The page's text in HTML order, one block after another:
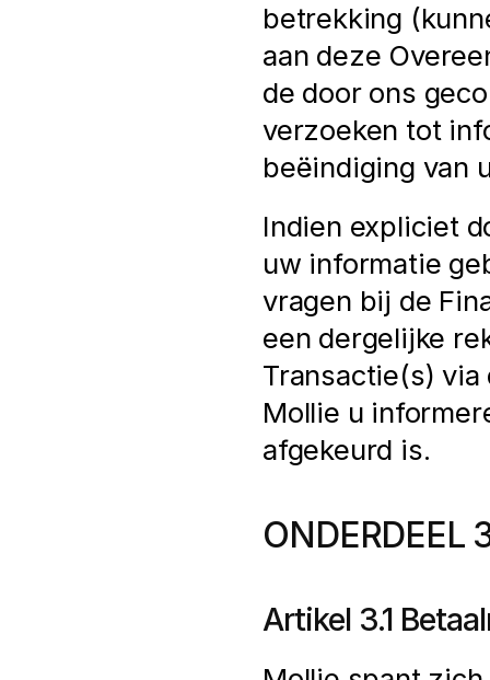
betrekking
aan deze
de door ons
verzoeken tot
beëindiging van
Indien expliciet
uw informatie
vragen bij de
een dergelijke
Transactie(s) via
Mollie u
afgekeurd is.
ONDERDEEL
Artikel 3.1